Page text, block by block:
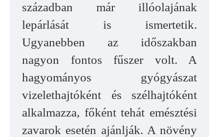
században már illóolajának
lepárlását is ismertetik.
Ugyanebben az időszakban
nagyon fontos fűszer volt. A
hagyományos gyógyászat
vizelethajtóként és szélhajtóként
alkalmazza, főként tehát emésztési
zavarok esetén ajánlják. A növény